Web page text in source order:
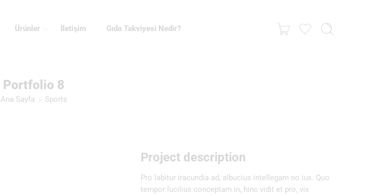
Ürünler İletişim Gıda Takviyesi Nedir?
Portfolio 8
Ana Sayfa Sports
Project description
Pro labitur iracundia ad, albucius intellegam no ius. Quo
tempor lucilius conceptam in, hinc vidit et pro, vix